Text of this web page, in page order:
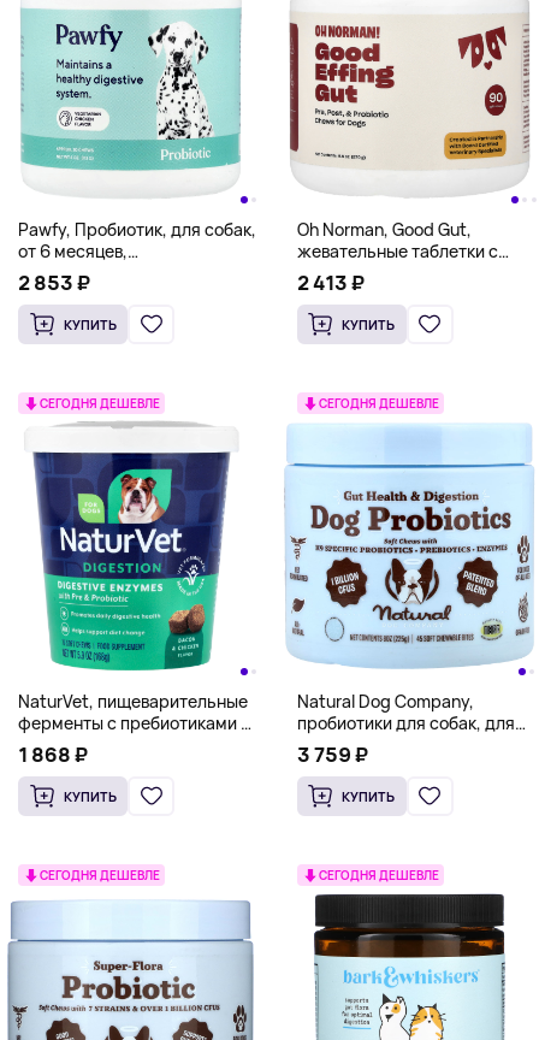
Pawfy, Пробиотик, для собак,
от 6 месяцев,
вегетарианская курица, 30
жевательных таблеток, 113 г
(4 унции)
2 853 ₽
КУПИТЬ
Oh Norman, Good Gut,
жевательные таблетки с
пробиотиком для собак, до и
после еды, 90 мягких
жевательных таблеток, 270 г
(9,5 унции)
2 413 ₽
КУПИТЬ
СЕГОДНЯ ДЕШЕВЛЕ
NaturVet, пищеварительные
ферменты с пребиотиками и
пробиотиками, для собак,
бекон и курица, 70
жевательных таблеток, 168 г
(5,9 унции)
1 868 ₽
КУПИТЬ
СЕГОДНЯ ДЕШЕВЛЕ
Natural Dog Company,
пробиотики для собак, для
здоровья кишечника и
пищеварения, для собак всех
возрастов, 45 жевательных
таблеток, 225 г (8 унций)
3 759 ₽
КУПИТЬ
СЕГОДНЯ ДЕШЕВЛЕ СЕГОДНЯ ДЕШЕВЛЕ